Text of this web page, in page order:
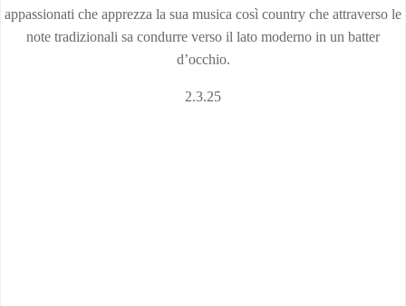
appassionati che apprezza la sua musica così country che attraverso le
note tradizionali sa condurre verso il lato moderno in un batter
d’occhio.
2.3.25